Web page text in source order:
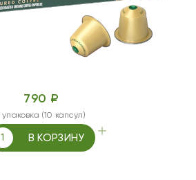
790 ₽
упаковка (10 капсул)
В КОРЗИНУ